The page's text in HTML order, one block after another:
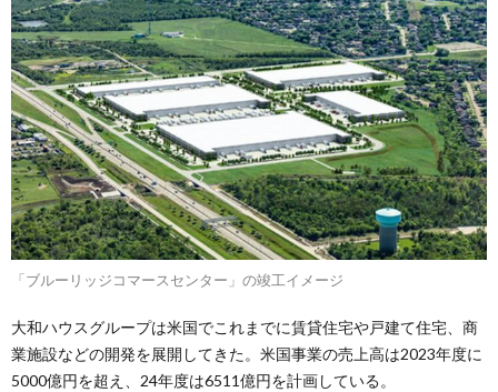
「ブルーリッジコマースセンター」の竣工イメージ
大和ハウスグループは米国でこれまでに賃貸住宅や戸建て住宅、商
業施設などの開発を展開してきた。米国事業の売上高は2023年度に
5000億円を超え、24年度は6511億円を計画している。